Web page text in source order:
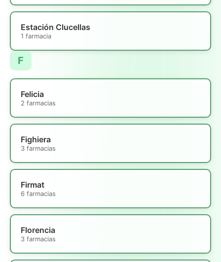
Estación Clucellas
1 farmacia
F
Felicia
2 farmacias
Fighiera
3 farmacias
Firmat
6 farmacias
Florencia
3 farmacias